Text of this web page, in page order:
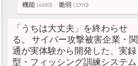
機能 (6680) 脆弱 (3390)
「うちは大丈夫」を終わらせ
る。 サイバー攻撃被害企業・関
通が実体験から開発した、実録
型・フィッシング訓練システム